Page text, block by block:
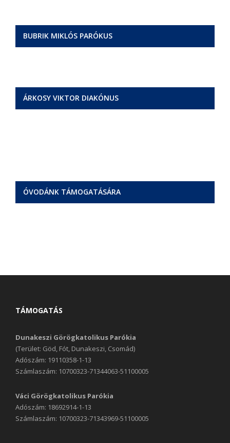
BUBRIK MIKLÓS PARÓKUS
ÁRKOSY VIKTOR DIAKÓNUS
ÓVODÁNK TÁMOGATÁSÁRA
TÁMOGATÁS
Dunakeszi Görögkatolikus Parókia
(Terület: Göd, Fót, Dunakeszi, Csomád)
Adószám: 19110358-1-13
Számlaszám: 10700323-71344063-51100005
Váci Görögkatolikus Parókia
Adószám: 18692914-1-13
Számlaszám: 10700323-71343969-51100005